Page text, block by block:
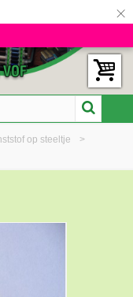
×
op steeltje
>